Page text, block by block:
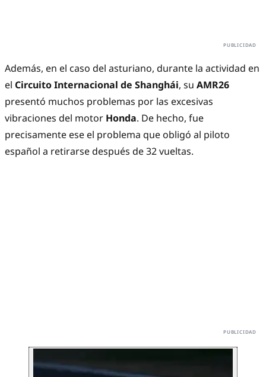
Además, en el caso del asturiano, durante la actividad en
el Circuito Internacional de Shanghái, su AMR26
presentó muchos problemas por las excesivas
vibraciones del motor Honda. De hecho, fue
precisamente ese el problema que obligó al piloto
español a retirarse después de 32 vueltas.